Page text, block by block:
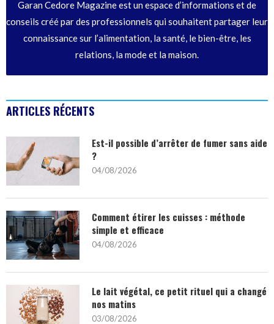
Garan Cedore Magazine est un espace d’informations et de
conseils créé par des professionnels qui souhaitent partager leur
connaissance sur l’alimentation, la santé, le bien-être, les
relations, la mode et la maison.
ARTICLES RÉCENTS
Est-il possible d’arrêter de fumer sans aide
?
04/08/2026
Comment étirer les cuisses : méthode
simple et efficace
04/08/2026
Le lait végétal, ce petit rituel qui a changé
nos matins
03/08/2026